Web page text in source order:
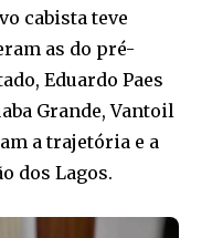
cabista teve
as do pré-
Eduardo Paes
Grande, Vantoil
a trajetória e a
dos Lagos.